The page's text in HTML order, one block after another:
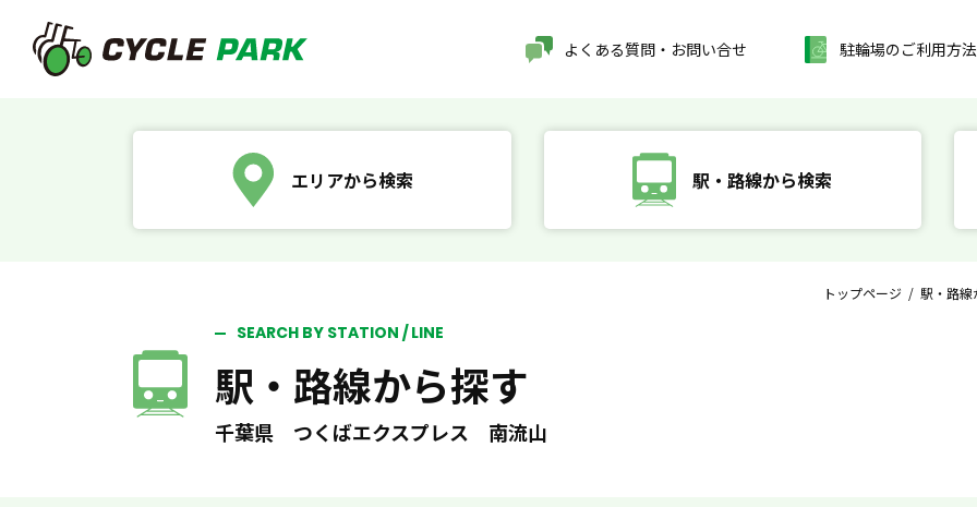
よくある質問・お問い合せ 駐輪場のご利用方法
エリアから検索 駅・路線から検索
トップページ / 駅・路線
SEARCH BY STATION / LINE
駅・路線から探す
千葉県 つくばエクスプレス 南流山